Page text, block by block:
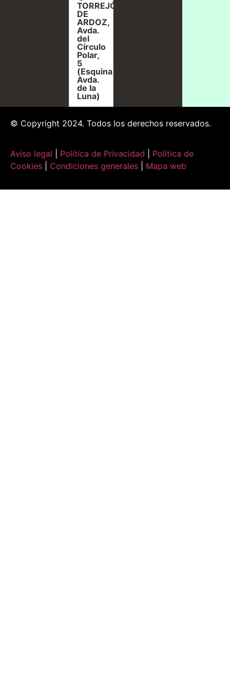
TORREJÓN
DE
ARDOZ,
Avda.
del
Círculo
Polar,
5
(Esquina
Avda.
de la
Luna)
© Copyright 2024. Todos los derechos reservados.
Aviso legal Política de Privacidad
Política de
Cookies
Condiciones generales Mapa web